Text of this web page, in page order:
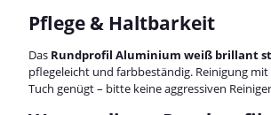
Pflege & Haltbarkeit
Das Rundprofil Aluminium weiß brillant
pflegeleicht und farbbeständig. Reinigung
Tuch genügt – bitte keine aggressiven